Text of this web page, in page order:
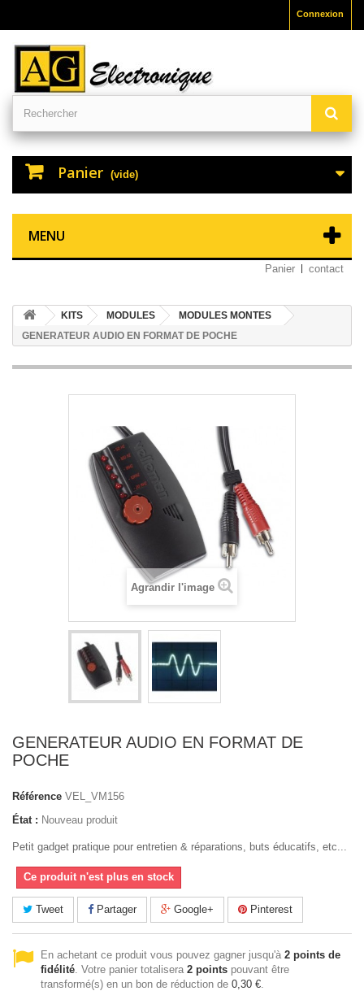
Connexion
Panier (vide)
MENU
Panier contact
KITS MODULES
MODULES MONTES
GENERATEUR AUDIO EN FORMAT DE POCHE
Agrandir l'image
GENERATEUR AUDIO EN FORMAT DE
POCHE
Référence VEL_VM156
État : Nouveau produit
Petit gadget pratique pour entretien & réparations, buts éducatifs, etc...
Ce produit n'est plus en stock
Tweet Partager Google+ Pinterest
En achetant ce produit vous pouvez gagner jusqu'à 2 points de
fidélité. Votre panier totalisera 2 points pouvant être
transformé(s) en un bon de réduction de 0,30 €.